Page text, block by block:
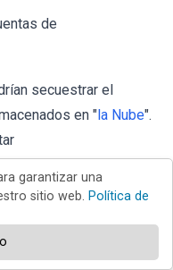
de
secuestrar el
en " la Nube".
en la
software
desinstalar
de la nube
garantizar una
sitio web. Política de